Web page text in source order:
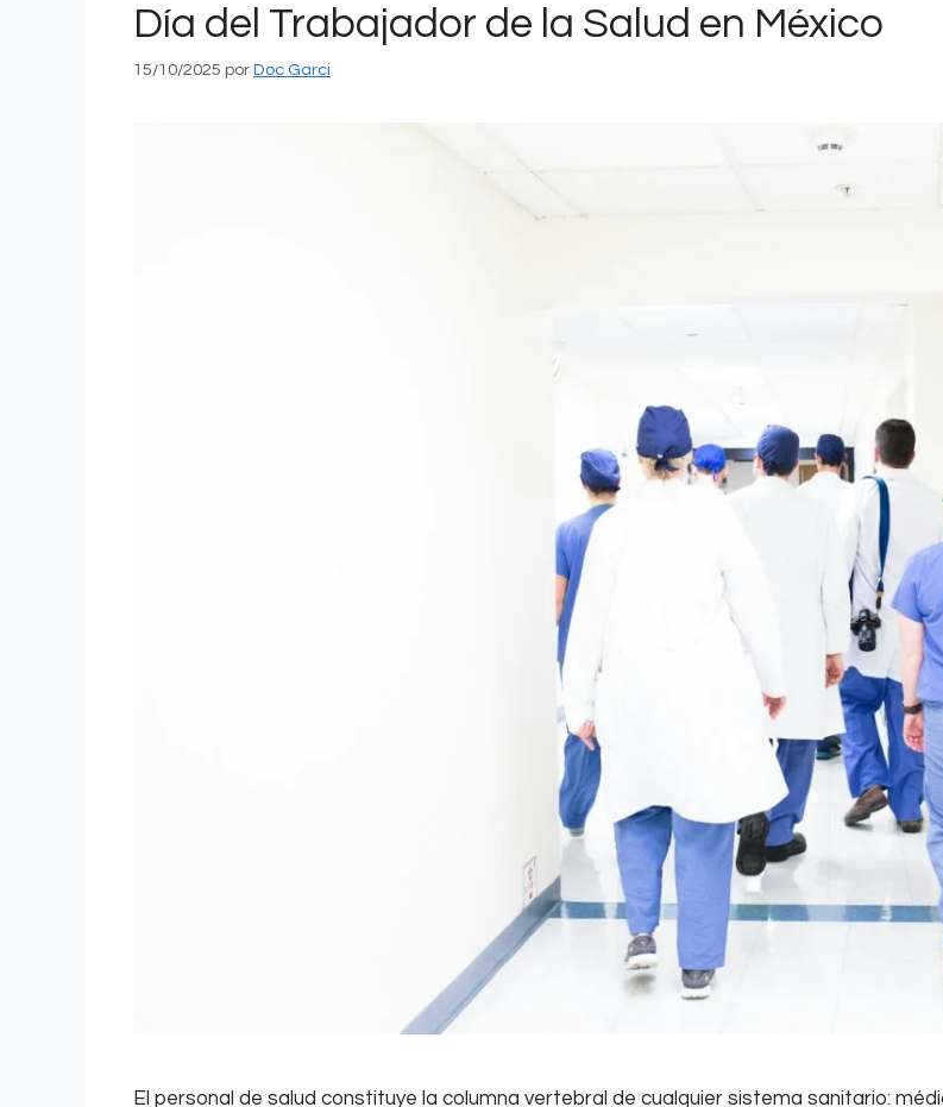
Día del Trabajador de la Salud en México
15/10/2025 por Doc Garci
El personal de salud constituye la columna vertebral de cualquier sistema sanitario: